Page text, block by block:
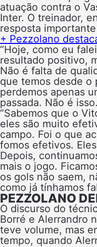
atuação contra o
Inter. O treinador,
resposta
+ Pezzolano
“Hoje, como eu
resultado positivo,
Não é falta de
que temos desde o
perdemos apenas
passada. Não é
“Sabemos que o
eles são muito
campo. Foi o que
fomos efetivos.
Depois,
mais o jogo.
os gols não saem,
como já tínhamos
PEZZOLANO
O discurso do
Borré e Alerrandro
teve volume, mas
tempo, quando